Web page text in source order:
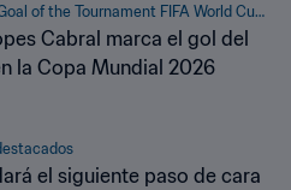
of the Tournament FIFA World Cup
Cabral marca el gol del
la Copa Mundial 2026
el siguiente paso de cara